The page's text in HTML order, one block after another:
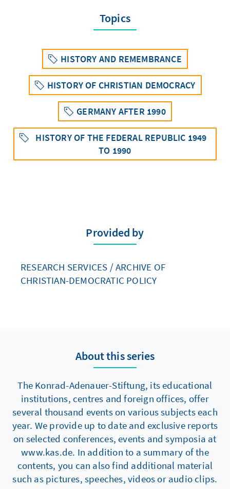
Topics
HISTORY AND REMEMBRANCE
HISTORY OF CHRISTIAN DEMOCRACY
GERMANY AFTER 1990
HISTORY OF THE FEDERAL REPUBLIC 1949
TO 1990
Provided by
RESEARCH SERVICES / ARCHIVE OF
CHRISTIAN-DEMOCRATIC POLICY
About this series
The Konrad-Adenauer-Stiftung, its educational
institutions, centres and foreign offices, offer
several thousand events on various subjects each
year. We provide up to date and exclusive reports
on selected conferences, events and symposia at
www.kas.de. In addition to a summary of the
contents, you can also find additional material
such as pictures, speeches, videos or audio clips.